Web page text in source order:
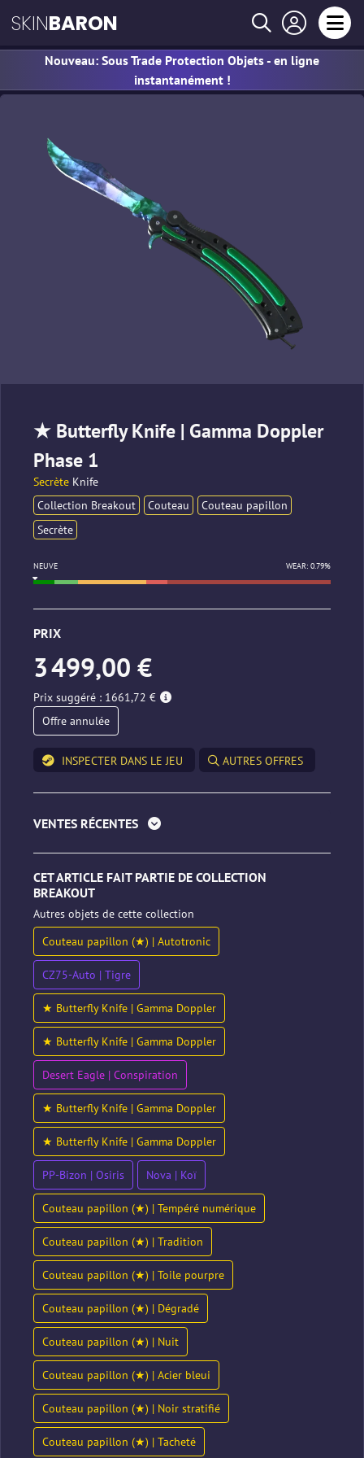
SKINBARON
Nouveau: Sous Trade Protection Objets - en ligne
instantanément !
★ Butterfly Knife | Gamma Doppler
Phase 1
Secrète Knife
Collection Breakout
Couteau
Couteau papillon
Secrète
NEUVE WEAR: 0.79%
PRIX
3 499,00 €
Prix suggéré : 1661,72 €
Offre annulée
INSPECTER DANS LE JEU AUTRES OFFRES
VENTES RÉCENTES
CET ARTICLE FAIT PARTIE DE COLLECTION
BREAKOUT
Autres objets de cette collection
Couteau papillon (★) | Autotronic
CZ75-Auto | Tigre
★ Butterfly Knife | Gamma Doppler
★ Butterfly Knife | Gamma Doppler
Desert Eagle | Conspiration
★ Butterfly Knife | Gamma Doppler
★ Butterfly Knife | Gamma Doppler
PP-Bizon | Osiris Nova | Koï
Couteau papillon (★) | Tempéré numérique
Couteau papillon (★) | Tradition
Couteau papillon (★) | Toile pourpre
Couteau papillon (★) | Dégradé
Couteau papillon (★) | Nuit
Couteau papillon (★) | Acier bleui
Couteau papillon (★) | Noir stratifié
Couteau papillon (★) | Tacheté